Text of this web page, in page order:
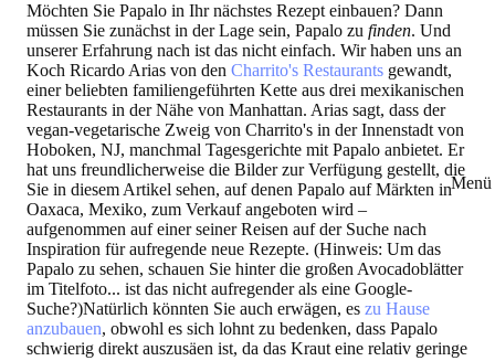
Menü
Möchten Sie Papalo in Ihr nächstes Rezept einbauen? Dann
müssen Sie zunächst in der Lage sein, Papalo zu finden. Und
unserer Erfahrung nach ist das nicht einfach. Wir haben uns an
Koch Ricardo Arias von den Charrito's Restaurants gewandt,
einer beliebten familiengeführten Kette aus drei mexikanischen
Restaurants in der Nähe von Manhattan. Arias sagt, dass der
vegan-vegetarische Zweig von Charrito's in der Innenstadt von
Hoboken, NJ, manchmal Tagesgerichte mit Papalo anbietet. Er
hat uns freundlicherweise die Bilder zur Verfügung gestellt, die
Sie in diesem Artikel sehen, auf denen Papalo auf Märkten in
Oaxaca, Mexiko, zum Verkauf angeboten wird –
aufgenommen auf einer seiner Reisen auf der Suche nach
Inspiration für aufregende neue Rezepte. (Hinweis: Um das
Papalo zu sehen, schauen Sie hinter die großen Avocadoblätter
im Titelfoto... ist das nicht aufregender als eine Google-
Suche?)Natürlich könnten Sie auch erwägen, es zu Hause
anzubauen, obwohl es sich lohnt zu bedenken, dass Papalo
schwierig direkt auszusäen ist, da das Kraut eine relativ geringe